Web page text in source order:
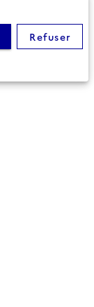
Refuser